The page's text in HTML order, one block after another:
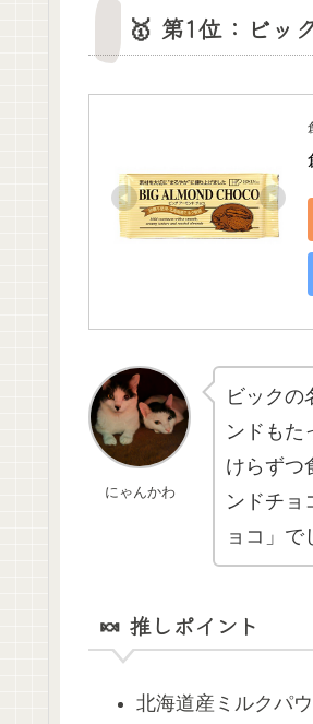
🥇 第1位：ビッ
にゃんかわ
ビックの
ンドもた
けらずつ
ンドチョ
ョコ」で
🍬 推しポイント
北海道産ミルクパ